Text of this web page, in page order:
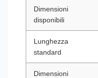
Dimensioni
disponibili
Lunghezza
standard
Dimensioni